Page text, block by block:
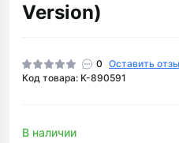
Version)
0 Оставить
Код товара: K-890591
В наличии